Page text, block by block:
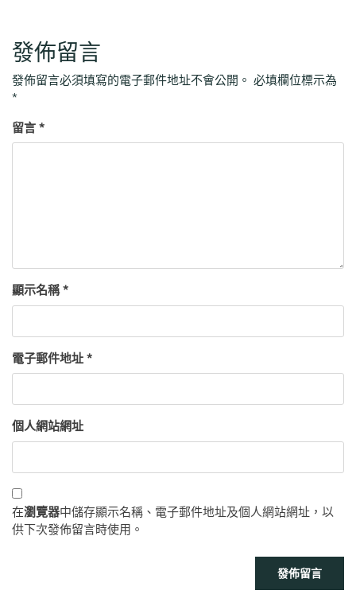
發佈留言
發佈留言必須填寫的電子郵件地址不會公開。 必填欄位標示為
*
留言 *
顯示名稱*
電子郵件地址 *
個人網站網址
在瀏覽器中儲存顯示名稱、電子郵件地址及個人網站網址，以
供下次發佈留言時使用。